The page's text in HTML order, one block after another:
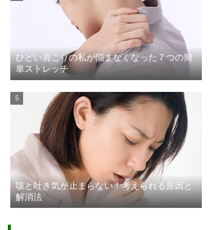
ひどい肩こりの私が悩まなくなった７つの簡
単ストレッチ
咳と吐き気が止まらない！考えられる原因と
解消法